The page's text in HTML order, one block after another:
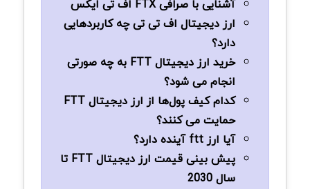
آشنایی با صرافی FTX اف تی ایکس
ارز دیجیتال اف تی تی چه کاربردهایی
دارد؟
خرید ارز دیجیتال FTT به چه صورتی
انجام می شود؟
کدام کیف پول‌ها از ارز دیجیتال FTT
حمایت می کنند؟
آیا ارز ftt آینده دارد؟
پیش بینی قیمت ارز دیجیتال FTT تا
سال 2030